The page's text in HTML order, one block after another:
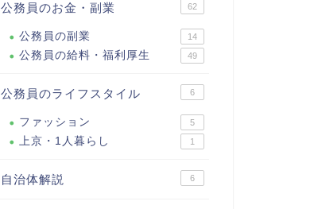
公務員のお金・副業 62
公務員の副業 14
公務員の給料・福利厚生 49
公務員のライフスタイル 6
ファッション 5
上京・1人暮らし 1
自治体解説 6